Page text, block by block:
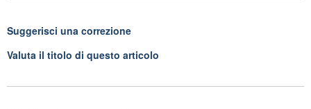
Suggerisci una correzione
Valuta il titolo di questo articolo